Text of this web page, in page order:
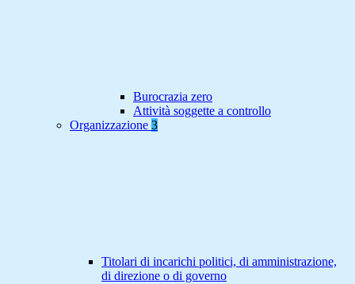
Burocrazia zero
Attività soggette a controllo
Organizzazione 3
Titolari di incarichi politici, di amministrazione,
di direzione o di governo